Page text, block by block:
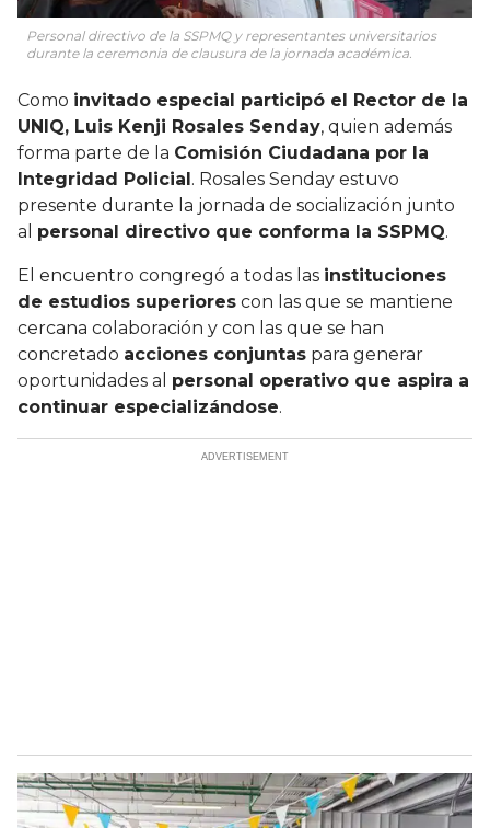
Personal directivo de la SSPMQ y representantes universitarios
durante la ceremonia de clausura de la jornada académica.
Como invitado especial participó el Rector de la
UNIQ, Luis Kenji Rosales Senday, quien además
forma parte de la Comisión Ciudadana por la
Integridad Policial. Rosales Senday estuvo
presente durante la jornada de socialización junto
al personal directivo que conforma la SSPMQ.
El encuentro congregó a todas las instituciones
de estudios superiores con las que se mantiene
cercana colaboración y con las que se han
concretado acciones conjuntas para generar
oportunidades al personal operativo que aspira a
continuar especializándose.